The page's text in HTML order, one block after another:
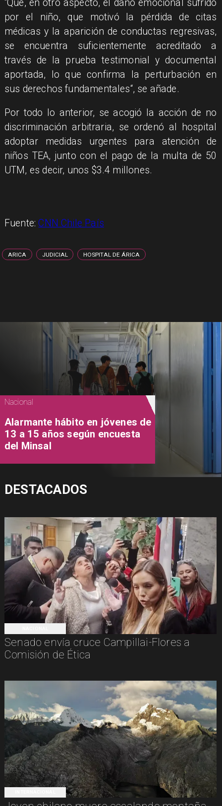
“Que, en otro aspecto, el daño emocional sufrido
por el niño, que motivó la pérdida de citas
médicas y la aparición de conductas regresivas,
se encuentra suficientemente acreditado a
través de la prueba testimonial y documental
aportada, lo que confirma la perturbación en
sus derechos fundamentales“, se añade.
Por todo lo anterior, se acogió la acción de no
discriminación arbitraria, se ordenó al hospital
adoptar medidas urgentes para atención de
niños TEA, junto con el pago de la multa de 50
UTM, es decir, unos $3.4 millones.
Fuente:CNN Chile País
ARICA JUDICIAL HOSPITAL DE ÁRICA
Senado envía cruce Campillai-Flores a
Comisión de Ética
Nacional
Alarmante hábito en jóvenes de
13 a 15 años según encuesta
del Minsal
DESTACADOS